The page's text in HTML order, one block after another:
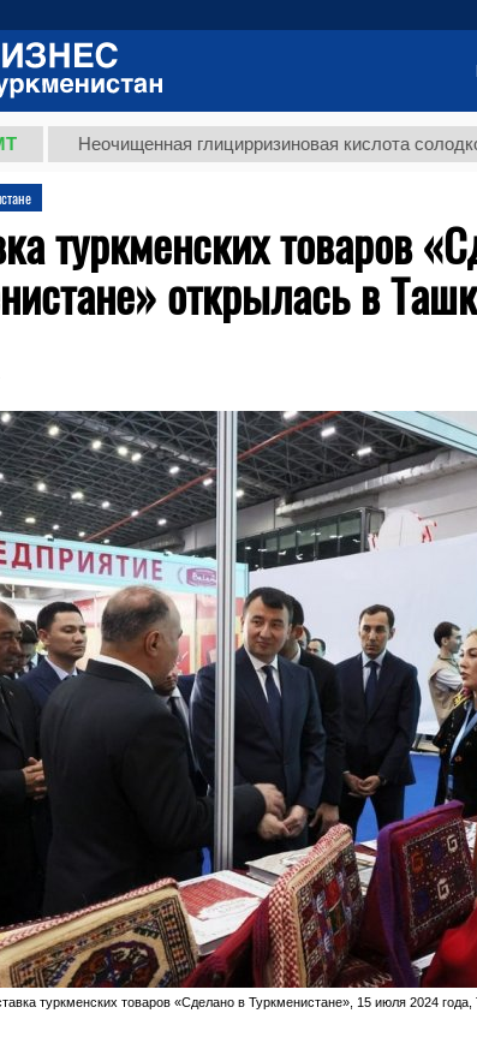
Неочищенная глицирризиновая кислота солодкового
туркменских товаров
открылась в
туркменских товаров «Сделано в Туркменистане», 15 июля 2024 года,